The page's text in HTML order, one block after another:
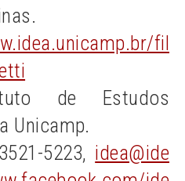
fil
de Estudos
Unicamp.
5223, idea@ide